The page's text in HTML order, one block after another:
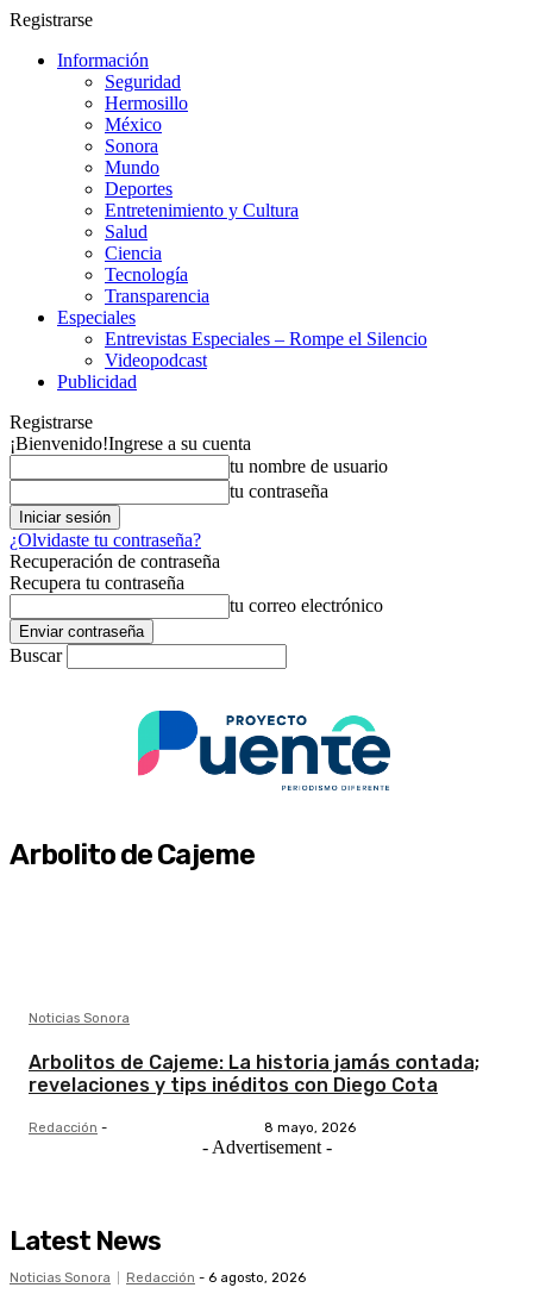
Registrarse
Información
Seguridad
Hermosillo
México
Sonora
Mundo
Deportes
Entretenimiento y Cultura
Salud
Ciencia
Tecnología
Transparencia
Especiales
Entrevistas Especiales – Rompe el Silencio
Videopodcast
Publicidad
Registrarse
¡Bienvenido!Ingrese a su cuenta
tu nombre de usuario
tu contraseña
¿Olvidaste tu contraseña?
Recuperación de contraseña
Recupera tu contraseña
tu correo electrónico
Buscar
Arbolito de Cajeme
Noticias Sonora
Arbolitos de Cajeme: La historia jamás contada;
revelaciones y tips inéditos con Diego Cota
Redacción - 8 mayo, 2026
- Advertisement -
Latest News
Noticias Sonora Redacción - 6 agosto, 2026